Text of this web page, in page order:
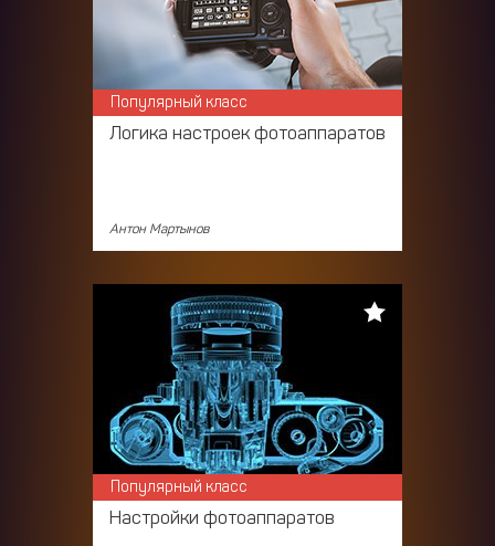
Логика настроек фотоаппаратов
Антон Мартынов
Популярный класс
Настройки фотоаппаратов
Популярный класс